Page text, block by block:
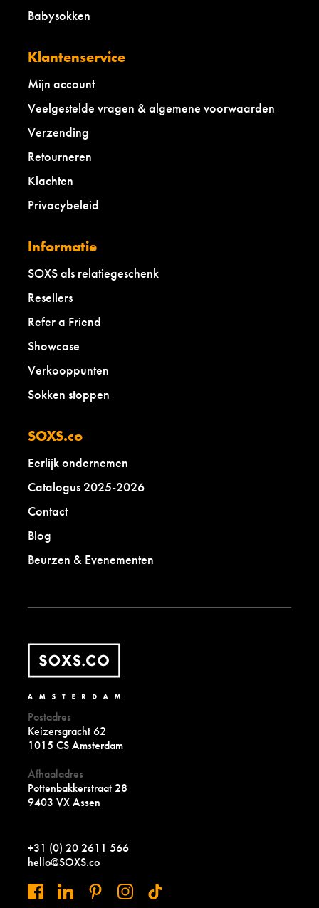
Babysokken
Klantenservice
Mijn account
Veelgestelde vragen & algemene voorwaarden
Verzending
Retourneren
Klachten
Privacybeleid
Informatie
SOXS als relatiegeschenk
Resellers
Refer a Friend
Showcase
Verkooppunten
Sokken stoppen
SOXS.co
Eerlijk ondernemen
Catalogus 2025-2026
Contact
Blog
Beurzen & Evenementen
Postadres
Keizersgracht 62
1015 CS Amsterdam
Afhaaladres
Pottenbakkerstraat 28
9403 VX Assen
+31 (0) 20 2611 566
hello@SOXS.co